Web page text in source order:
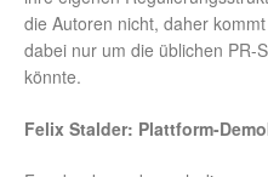
die Autoren nicht, daher
dabei nur um die üblichen PR-
könnte.
Felix Stalder: Plattform-